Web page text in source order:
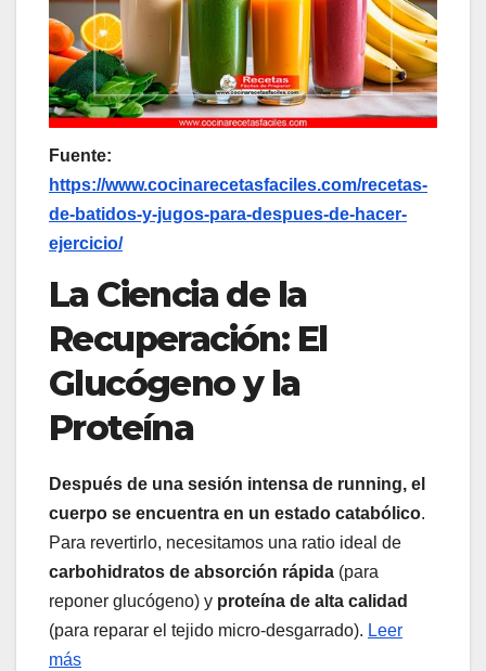
Fuente:
https://www.cocinarecetasfaciles.com/recetas-
de-batidos-y-jugos-para-despues-de-hacer-
ejercicio/
La Ciencia de la
Recuperación: El
Glucógeno y la
Proteína
Después de una sesión intensa de running, el
cuerpo se encuentra en un estado catabólico.
Para revertirlo, necesitamos una ratio ideal de
carbohidratos de absorción rápida (para
reponer glucógeno) y proteína de alta calidad
(para reparar el tejido micro-desgarrado). Leer
más